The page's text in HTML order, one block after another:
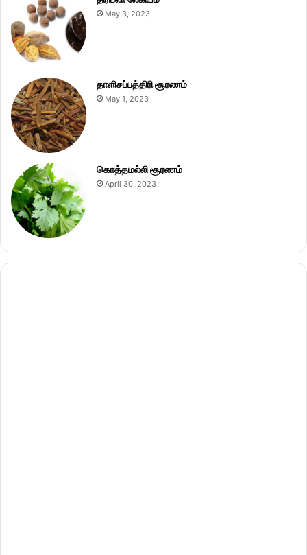
May 3, 2023
தாளிசப்பத்திரி சூரணம்
May 1, 2023
கொத்தமல்லி சூரணம்
April 30, 2023